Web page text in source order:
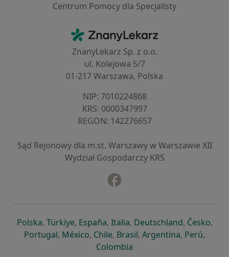
Centrum Pomocy dla Specjalisty
ZnanyLekarz - Strona główna
ZnanyLekarz Sp. z o.o.
ul. Kolejowa 5/7
01-217 Warszawa, Polska
NIP: ⁠7010224868
KRS: ⁠0000347997
REGON: ⁠142276657
Sąd Rejonowy dla m.st. Warszawy w Warszawie XII
Wydział Gospodarczy KRS
Polskaotwiera się w nowej karcie
, Türkiyeotwiera się w nowej karcie
, Españaotwiera się w nowej karcie
, Italiaotwiera się w nowej
, Deutschlandotwiera się
, Česko,
Portugalotwiera się w nowej karcie
, Méxicootwiera się w nowej karcie
, Chileotwiera się w nowej karcie
, Brasilotwiera się w nowej
, Argentinaotwiera się
, Perú,
Colombia